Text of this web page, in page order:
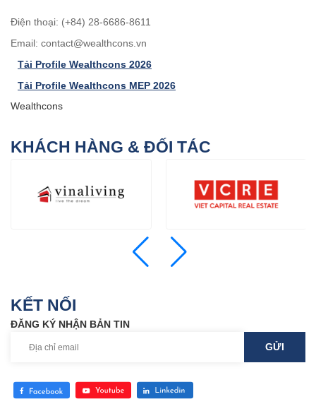
Điện thoại: (+84) 28-6686-8611
Email: contact@wealthcons.vn
Tải Profile Wealthcons 2026
Tải Profile Wealthcons MEP 2026
Wealthcons
KHÁCH HÀNG & ĐỐI TÁC
KẾT NỐI
ĐĂNG KÝ NHẬN BẢN TIN